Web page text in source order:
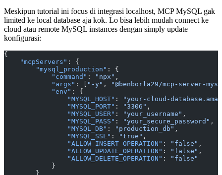
Meskipun tutorial ini focus di integrasi localhost, MCP MySQL gak
limited ke local database aja kok. Lo bisa lebih mudah connect ke
cloud atau remote MySQL instances dengan simply update
konfigurasi:
{
    "mcpServers"
: {
        "mysql_production"
: {
            "command"
: "npx" ,
            "args"
: [ "-y" ,
"@benborla29/mcp-server-
            "env"
: {
                "MYSQL_HOST"
:
"your-cloud-
                "MYSQL_PORT"
: "3306" ,
                "MYSQL_USER"
: "your_username" ,
                "MYSQL_PASS"
: "your_secure_password" ,
                "MYSQL_DB"
: "production_db" ,
                "MYSQL_SSL"
: "true" ,
                "ALLOW_INSERT_OPERATION"
: "false" ,
                "ALLOW_UPDATE_OPERATION"
: "false" ,
                "ALLOW_DELETE_OPERATION"
:
"false"
            }
        }